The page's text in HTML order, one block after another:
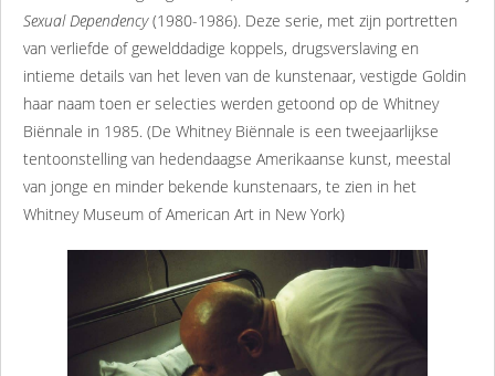
Sexual Dependency(1980-1986). Deze serie, met zijn portretten
van verliefde of gewelddadige koppels, drugsverslaving en
intieme details van het leven van de kunstenaar, vestigde Goldin
haar naam toen er selecties werden getoond op de Whitney
Biënnale in 1985. (De Whitney Biënnale is een tweejaarlijkse
tentoonstelling van hedendaagse Amerikaanse kunst, meestal
van jonge en minder bekende kunstenaars, te zien in het
Whitney Museum of American Art in New York)